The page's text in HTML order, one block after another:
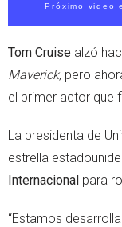
Próximo video
Tom Cruise alzó
Maverick, pero
el primer actor que
La presidenta de
estrella
Internacional para
“Estamos